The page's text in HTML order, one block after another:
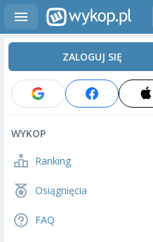
ZALOGUJ SIĘ
WYKOP
Ranking
Osiągnięcia
FAQ